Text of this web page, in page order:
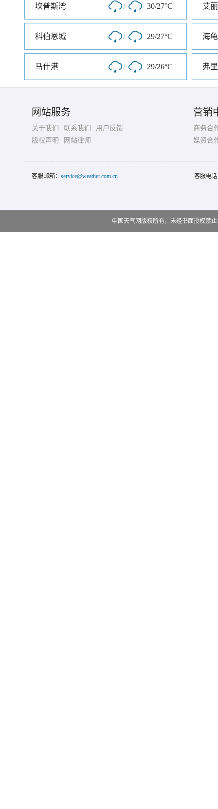
坎普斯湾 / 30/27°C 艾
科伯恩城 / 29/27°C 海
马什港 / 29/26°C 弗
网站服务
关于我们 联系我们
用户反馈
版权声明
网站律师
营销
商务合
媒资合
客服邮箱： service@weather.com.cn 客服电
中国天气网版权所有，未经书面授权